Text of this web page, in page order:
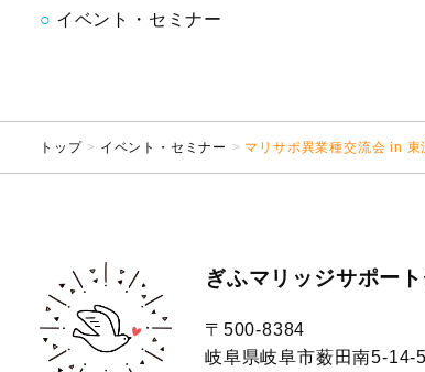
イベント・セミナー
トップ イベント・セミナー マリサポ異業種交流会 in
ぎふマリッジサポー
〒500-8384
岐阜県岐阜市薮田南5-14-